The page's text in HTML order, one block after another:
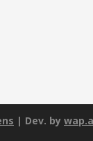
| Dev. by